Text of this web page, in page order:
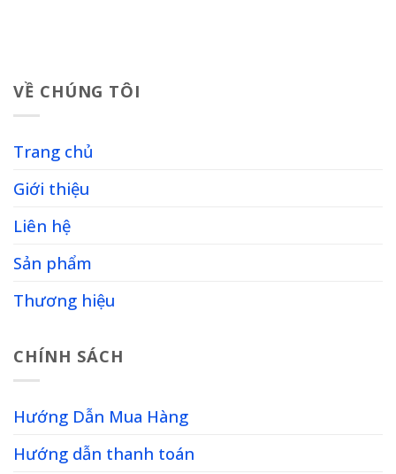
VỀ CHÚNG TÔI
Trang chủ
Giới thiệu
Liên hệ
Sản phẩm
Thương hiệu
CHÍNH SÁCH
Hướng Dẫn Mua Hàng
Hướng dẫn thanh toán